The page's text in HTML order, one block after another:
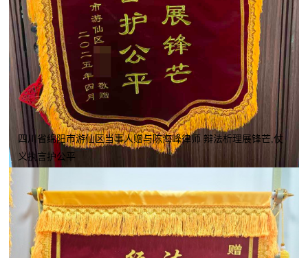
四川省绵阳市游仙区当事人赠与陈海峰律师 辩法析理展锋芒,仗
义执言护公平